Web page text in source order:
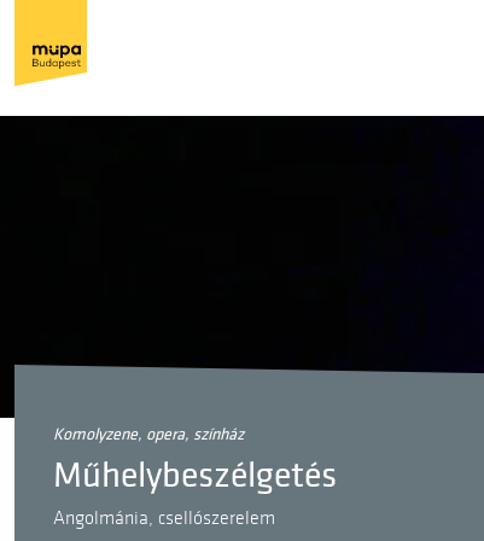
komolyzene, opera, színház
Műhelybeszélgetés
Angolmánia, csellószerelem